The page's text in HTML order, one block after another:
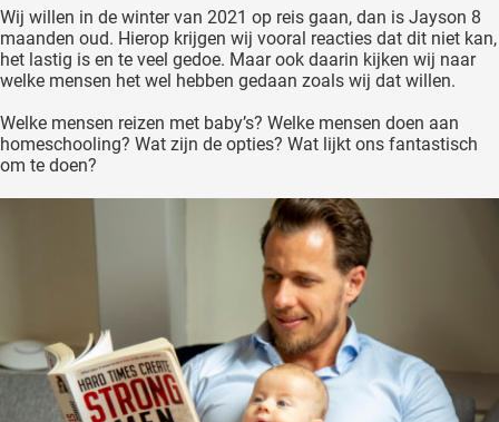
Wij willen in de winter van 2021 op reis gaan, dan is Jayson 8
maanden oud. Hierop krijgen wij vooral reacties dat dit niet kan,
het lastig is en te veel gedoe. Maar ook daarin kijken wij naar
welke mensen het wel hebben gedaan zoals wij dat willen.
Welke mensen reizen met baby’s? Welke mensen doen aan
homeschooling? Wat zijn de opties? Wat lijkt ons fantastisch
om te doen?